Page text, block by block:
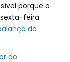
porque o
sexta-feira
do
do